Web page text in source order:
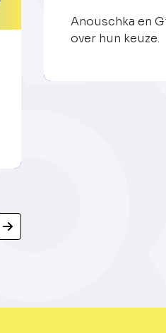
Anouschka en
over hun keuze.